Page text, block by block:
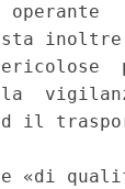
operante
la
il
«di